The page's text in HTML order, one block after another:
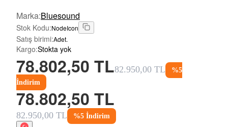
Marka:Bluesound
Stok Kodu:NodeIcon
Satış birimi:Adet.
Kargo:Stokta yok
78.802,50 TL82.950,00 TL %5
İndirim
78.802,50 TL
82.950,00 TL %5 İndirim